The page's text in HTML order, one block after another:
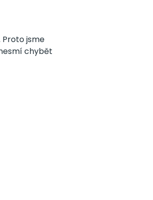
jsme
chybět